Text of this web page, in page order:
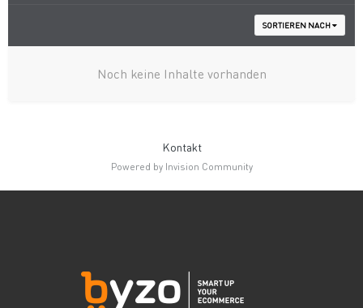
SORTIEREN NACH
Noch keine Inhalte vorhanden
Kontakt
Powered by Invision Community